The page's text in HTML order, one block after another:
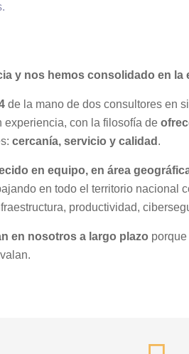
y nos hemos consolidado en la
de la mano de dos consultores en
con la filosofía de
cercanía, servicio y calidad .
en equipo, en área
en todo el territorio nacional
productividad,
en nosotros a largo plazo